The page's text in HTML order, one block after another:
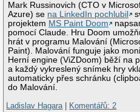
Mark Russinovich (CTO v
Azure) se na LinkedIn pochlubil
projektem MS Paint Doom
pomocí Claude. Hru Doom
hrát v programu Malování
Paint). Malování funguje jako
Herní engine (ViZDoom) běží na
a každý vykreslený snímek hry
automaticky přes schránku
do Malování.
Ladislav Hagara
Komentářů: 2